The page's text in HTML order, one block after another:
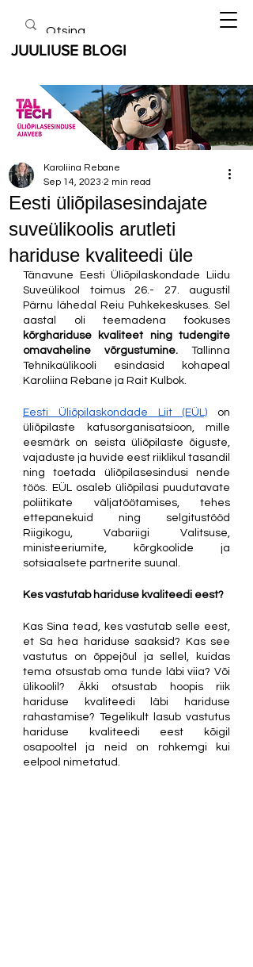
JUULIUSE BLOGI
Eesti üliõpilasesindajate
suveülikoolis arutleti
hariduse kvaliteedi üle
Karoliina Rebane
Sep 14, 2023 2 min read
Tänavune Eesti Üliõpilaskondade Liidu
Suveülikool toimus 26.- 27. augustil
Pärnu lähedal Reiu Puhkekeskuses. Sel
kõrghariduse kvaliteet ning tudengite
omavaheline võrgustumine. Tallinna
Tehnikaülikooli esindasid kohapeal
Karoliina Rebane ja Rait Kulbok.
Eesti Üliõpilaskondade Liit (EÜL) on
üliõpilaste katusorganisatsioon, mille
eesmärk on seista üliõpilaste õiguste,
vajaduste ja huvide eest riiklikul tasandil
ning toetada üliõpilasesindusi nende
töös. EÜL osaleb üliõpilasi puudutavate
poliitikate väljatöötamises, tehes
ettepanekuid ning selgitustööd
Riigikogu, Vabariigi Valitsuse,
ministeeriumite, kõrgkoolide ja
sotsiaalsete partnerite suunal.
Kes vastutab hariduse kvaliteedi eest?
Kas Sina tead, kes vastutab selle eest,
et Sa hea hariduse saaksid? Kas see
vastutus on õppejõul ja sellel, kuidas
tema otsustab oma tunde läbi viia? Või
ülikoolil? Äkki otsustab hoopis riik
hariduse kvaliteedi läbi hariduse
rahastamise? Tegelikult lasub vastutus
hariduse kvaliteedi eest kõigil
osapooltel ja neid on rohkemgi kui
eelpool nimetatud.